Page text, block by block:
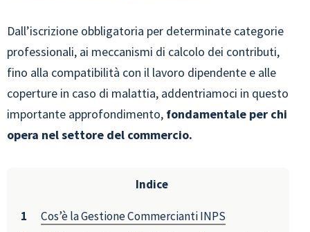
Dall’iscrizione obbligatoria per determinate categorie
professionali, ai meccanismi di calcolo dei contributi,
fino alla compatibilità con il lavoro dipendente e alle
coperture in caso di malattia, addentriamoci in questo
importante approfondimento, fondamentale per chi
opera nel settore del commercio.
Indice
Cos’è la Gestione Commercianti INPS